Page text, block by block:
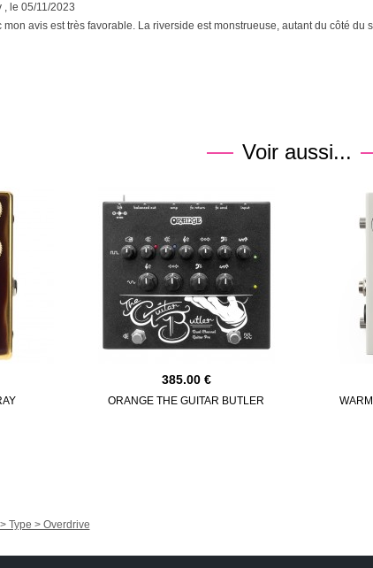
, le 05/11/2023
avis est très favorable. La riverside est monstrueuse, autant du côté
Voir aussi...
385.00
ORANGE THE GUITAR BUTLER
Type > Overdrive